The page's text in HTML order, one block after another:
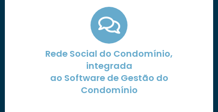
Rede Social do Condomínio,
integrada
ao Software de Gestão do
Condomínio